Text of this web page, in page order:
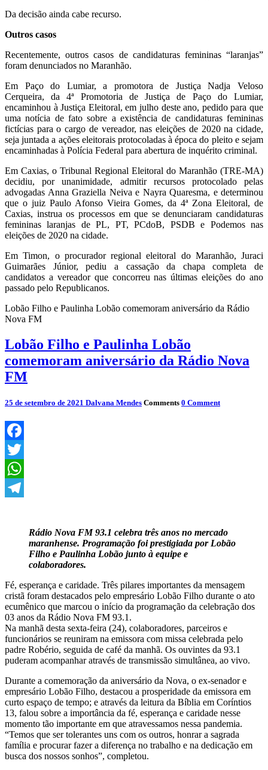
Da decisão ainda cabe recurso.
Outros casos
Recentemente, outros casos de candidaturas femininas “laranjas”
foram denunciados no Maranhão.
Em Paço do Lumiar, a promotora de Justiça Nadja Veloso
Cerqueira, da 4ª Promotoria de Justiça de Paço do Lumiar,
encaminhou à Justiça Eleitoral, em julho deste ano, pedido para que
uma notícia de fato sobre a existência de candidaturas femininas
fictícias para o cargo de vereador, nas eleições de 2020 na cidade,
seja juntada a ações eleitorais protocoladas à época do pleito e sejam
encaminhadas à Polícia Federal para abertura de inquérito criminal.
Em Caxias, o Tribunal Regional Eleitoral do Maranhão (TRE-MA)
decidiu, por unanimidade, admitir recursos protocolado pelas
advogadas Anna Graziella Neiva e Nayra Quaresma, e determinou
que o juiz Paulo Afonso Vieira Gomes, da 4ª Zona Eleitoral, de
Caxias, instrua os processos em que se denunciaram candidaturas
femininas laranjas de PL, PT, PCdoB, PSDB e Podemos nas
eleições de 2020 na cidade.
Em Timon, o procurador regional eleitoral do Maranhão, Juraci
Guimarães Júnior, pediu a cassação da chapa completa de
candidatos a vereador que concorreu nas últimas eleições do ano
passado pelo Republicanos.
Lobão Filho e Paulinha Lobão comemoram aniversário da Rádio
Nova FM
Lobão Filho e Paulinha Lobão
comemoram aniversário da Rádio Nova
FM
25 de setembro de 2021 Dalvana Mendes Comments 0 Comment
Facebook
Twitter
WhatsApp
Rádio Nova FM 93.1 celebra três anos no mercado
maranhense. Programação foi prestigiada por Lobão
Filho e Paulinha Lobão junto à equipe e
colaboradores.
Fé, esperança e caridade. Três pilares importantes da mensagem
cristã foram destacados pelo empresário Lobão Filho durante o ato
ecumênico que marcou o início da programação da celebração dos
03 anos da Rádio Nova FM 93.1.
Na manhã desta sexta-feira (24), colaboradores, parceiros e
funcionários se reuniram na emissora com missa celebrada pelo
padre Robério, seguida de café da manhã. Os ouvintes da 93.1
puderam acompanhar através de transmissão simultânea, ao vivo.
Durante a comemoração da aniversário da Nova, o ex-senador e
empresário Lobão Filho, destacou a prosperidade da emissora em
curto espaço de tempo; e através da leitura da Bíblia em Coríntios
13, falou sobre a importância da fé, esperança e caridade nesse
momento tão importante em que atravessamos nessa pandemia.
“Temos que ser tolerantes uns com os outros, honrar a sagrada
família e procurar fazer a diferença no trabalho e na dedicação em
busca dos nossos sonhos”, completou.